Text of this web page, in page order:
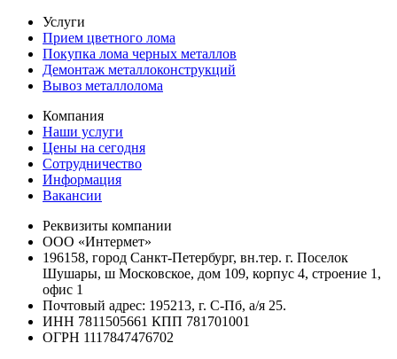
Услуги
Прием цветного лома
Покупка лома черных металлов
Демонтаж металлоконструкций
Вывоз металлолома
Компания
Наши услуги
Цены на сегодня
Сотрудничество
Информация
Вакансии
Реквизиты компании
ООО «Интермет»
196158, город Санкт-Петербург, вн.тер. г. Поселок
Шушары, ш Московское, дом 109, корпус 4, строение 1,
офис 1
Почтовый адрес: 195213, г. С-Пб, а/я 25.
ИНН 7811505661 КПП 781701001
ОГРН 1117847476702